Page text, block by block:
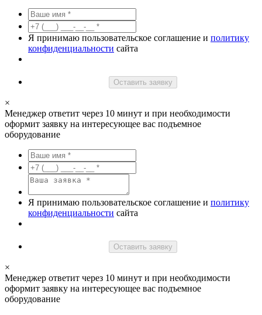
Я принимаю пользовательское соглашение и политику
конфиденциальности сайта
Оставить заявку
×
Менеджер ответит через 10 минут и при необходимости
оформит заявку на интересующее вас подъемное
оборудование
Я принимаю пользовательское соглашение и политику
конфиденциальности сайта
Оставить заявку
×
Менеджер ответит через 10 минут и при необходимости
оформит заявку на интересующее вас подъемное
оборудование